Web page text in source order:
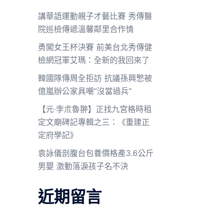
講華語運動親子才藝比賽 秀傳醫
院巡檢傳遞溫馨鄰里合作情
勇闖女王杯決賽 前美台北秀傳健
檢網冠軍艾瑪：全新的我回來了
韓國隊傳周全拒訪 抗議孫興慜被
億嵐辦公家具嘲“沒當過兵”
【元·孛朮魯翀】正找九宮格時租
定文廟碑記專輯之三：《重建正
定府學記》
袁詠儀剖腹台包養價格產3.6公斤
男嬰 激動落淚孩子名不決
近期留言